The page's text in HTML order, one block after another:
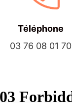
Téléphone
03 76 08 01 70